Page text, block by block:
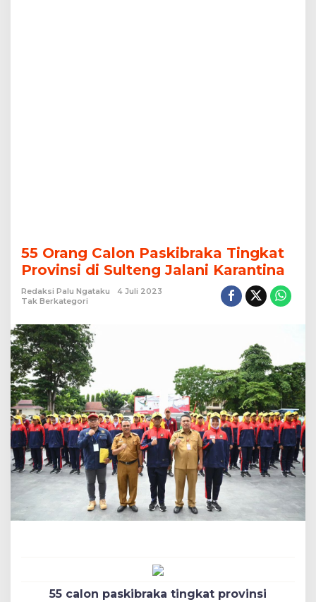
55 Orang Calon Paskibraka Tingkat
Provinsi di Sulteng Jalani Karantina
Redaksi Palu Ngataku
4 Juli 2023
Tak Berkategori
55 calon paskibraka tingkat provinsi